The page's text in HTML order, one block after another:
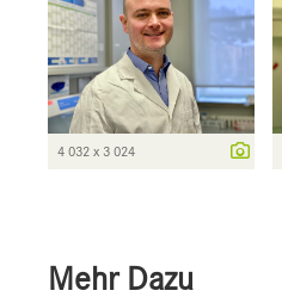
4 032 x 3 024
Mehr Dazu